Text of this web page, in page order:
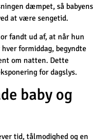
dæmpet, så babyens
at være sengetid.
fandt ud af, at når hun
formiddag, begyndte
om natten. Dette
for dagslys.
baby og
tid, tålmodighed og en